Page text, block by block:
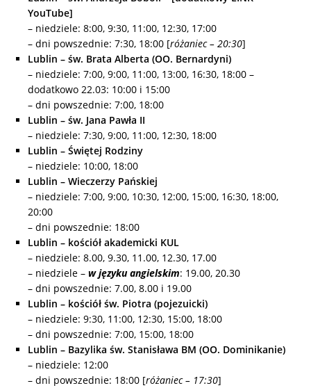
YouTube]
– niedziele: 8:00, 9:30, 11:00, 12:30, 17:00
– dni powszednie: 7:30, 18:00 [różaniec – 20:30]
Lublin – św. Brata Alberta (OO. Bernardyni)
– niedziele: 7:00, 9:00, 11:00, 13:00, 16:30, 18:00 –
dodatkowo 22.03: 10:00 i 15:00
– dni powszednie: 7:00, 18:00
Lublin – św. Jana Pawła II
– niedziele: 7:30, 9:00, 11:00, 12:30, 18:00
Lublin – Świętej Rodziny
– niedziele: 10:00, 18:00
Lublin – Wieczerzy Pańskiej
– niedziele: 7:00, 9:00, 10:30, 12:00, 15:00, 16:30, 18:00,
20:00
– dni powszednie: 18:00
Lublin – kościół akademicki KUL
– niedziele: 8.00, 9.30, 11.00, 12.30, 17.00
– niedziele – w języku angielskim: 19.00, 20.30
– dni powszednie: 7.00, 8.00 i 19.00
Lublin – kościół św. Piotra (pojezuicki)
– niedziele: 9:30, 11:00, 12:30, 15:00, 18:00
– dni powszednie: 7:00, 15:00, 18:00
Lublin – Bazylika św. Stanisława BM (OO. Dominikanie)
– niedziele: 12:00
– dni powszednie: 18:00 [różaniec – 17:30]